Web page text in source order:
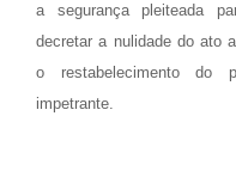
a segurança pleiteada
decretar a nulidade do ato
o restabelecimento do
impetrante.